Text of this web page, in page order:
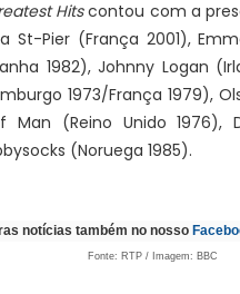
Hitscontou com a
St-Pier (França 2001),
1982), Johnny Logan
1973/França 1979),
Man (Reino Unido 1976),
(Noruega 1985).
notícias também no nosso
Fonte: RTP / Imagem: BBC